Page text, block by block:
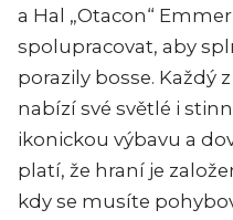
a Hal „Otacon“
spolupracovat, aby
porazily bosse. Každý
nabízí své světlé i
ikonickou výbavu a
platí, že hraní je
kdy se musíte